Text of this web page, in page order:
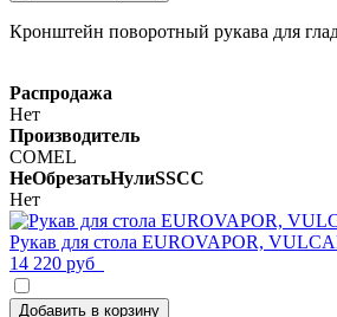
Кронштейн поворотный рукава для
Распродажа
Нет
Производитель
COMEL
НеОбрезатьНулиSSCC
Нет
Рукав для стола EUROVAPOR,
14 220 руб
Добавить в корзину